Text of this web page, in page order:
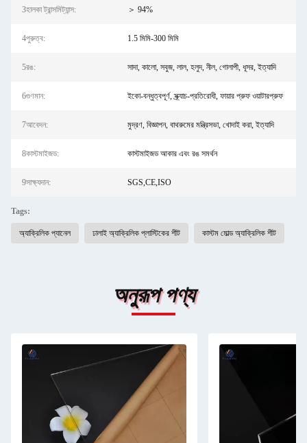
3হালকা ট্রান্সমিট্যান্স: ＞ 94%
4পুরুত্ব: 1.5 মিমি-300 মিমি
5রঙ: সাদা, কালো, সবুজ, লাল, হলুদ, নীল, গোলাপী, ধূসর, ইত্যাদি
6গুণমান: ইকো-বন্ধুত্বপূর্ণ, স্ক্র্যাচ-প্রতিরোধী, ফায়ার প্রুফ ওয়াটারপ্রুফ
7আবেদন: মুদ্রণ, বিজ্ঞাপন, বাথরুমের মন্ত্রিসভা, খোদাই করা, ইত্যাদি
8কাস্টমাইজড: কাস্টমাইজড আকার এবং রঙ সমর্থন
9সাক্ষ্যদান: SGS,CE,ISO
Tags:
অ্যাক্রিলিক প্যানেল ঢালাই অ্যাক্রিলিক প্লাস্টিকের শীট কাস্টম মোল্ড অ্যাক্রিলিক শীট
অনুরূপ পণ্য